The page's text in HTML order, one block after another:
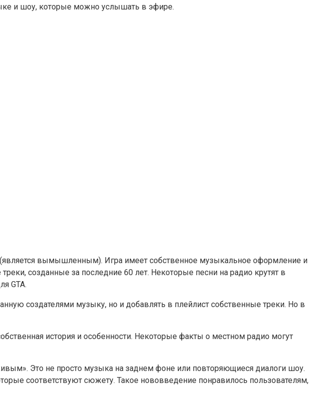
и шоу, которые можно услышать в эфире.
вымышленным). Игра имеет собственное музыкальное оформление и
созданные за последние 60 лет. Некоторые песни на радио крутят в
GTA.
создателями музыку, но и добавлять в плейлист собственные треки. Но в
история и особенности. Некоторые факты о местном радио могут
Это не просто музыка на заднем фоне или повторяющиеся диалоги шоу.
соответствуют сюжету. Такое нововведение понравилось пользователям,